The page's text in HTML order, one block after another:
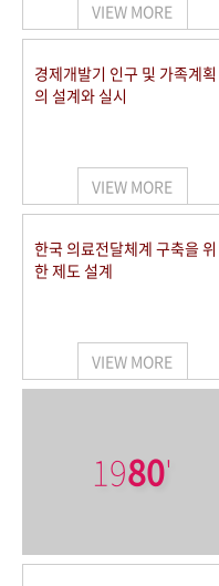
VIEW MORE
경제개발기 인구 및 가족계획
의 설계와 실시
VIEW MORE
한국 의료전달체계 구축을 위
한 제도 설계
VIEW MORE
1980'